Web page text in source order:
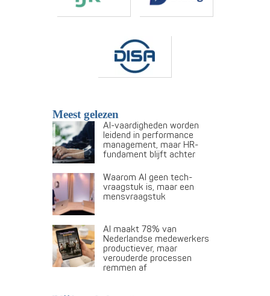
Meest gelezen
AI-vaardigheden worden
leidend in performance
management, maar HR-
fundament blijft achter
Waarom AI geen tech-
vraagstuk is, maar een
mensvraagstuk
AI maakt 78% van
Nederlandse medewerkers
productiever, maar
verouderde processen
remmen af